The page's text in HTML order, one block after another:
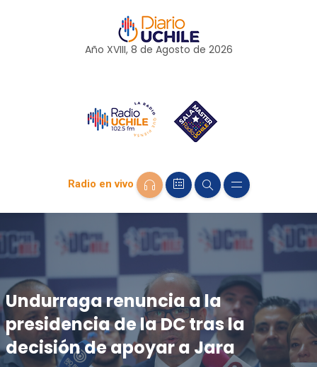
Año XVIII, 8 de Agosto de 2026
Radio en vivo
Undurraga renuncia a la
presidencia de la DC tras la
decisión de apoyar a Jara